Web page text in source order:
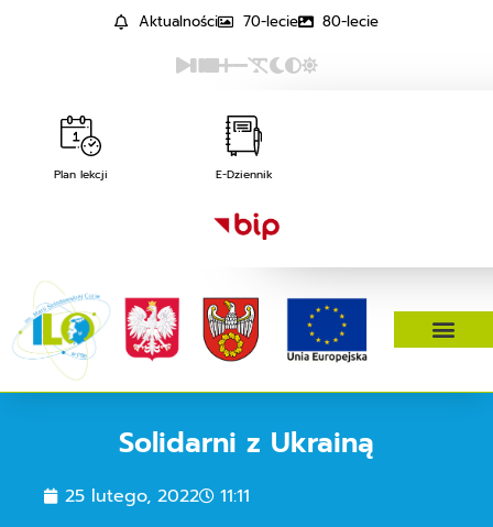
Aktualności 70-lecie 80-lecie
Plan lekcji E-Dziennik
Solidarni z Ukrainą
25 lutego, 2022 11:11